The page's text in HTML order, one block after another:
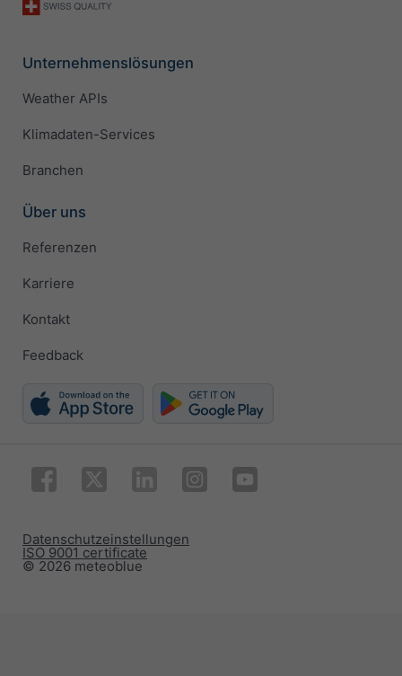
Unternehmenslösungen
Weather APIs
Klimadaten-Services
Branchen
Über uns
Referenzen
Karriere
Kontakt
Feedback
© 2026 meteoblue
ISO 9001 certificate
Datenschutzeinstellungen